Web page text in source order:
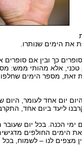
את הימים שנותרו.
כך ובין אם
אלא מהותי ממש:
זאת, מספר הימים
יום אחד לעומר, היום
ליעד ביום אחד,
ימי הכנה. בכל יום
הימים החולפים
מצפים לנו – לשמוח,